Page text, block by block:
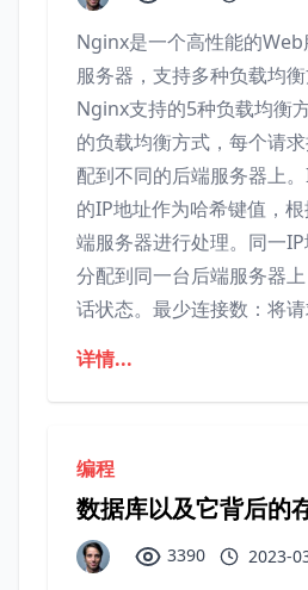
Nginx是一个高性能的
服务器，支持多种负载均
Nginx支持的5种负载均衡
的负载均衡方式，每个请
配到不同的后端服务器上
的IP地址作为哈希键值，
端服务器进行处理。同一
分配到同一台后端服务器
话状态。最少连接数：将
详情...
编程
数据库以及它背后的
3390 2023-